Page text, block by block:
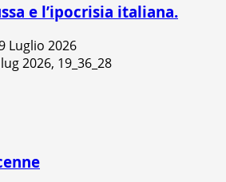
e l’ipocrisia italiana.
Luglio 2026